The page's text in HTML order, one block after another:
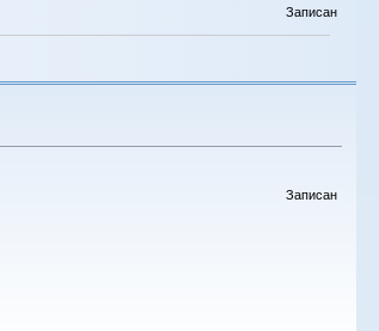
Записан
Записан